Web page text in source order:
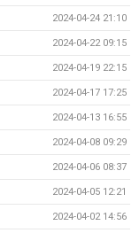
2024-04-24 21:10
2024-04-22 09:15
2024-04-19 22:15
2024-04-17 17:25
2024-04-13 16:55
2024-04-08 09:29
2024-04-06 08:37
2024-04-05 12:21
2024-04-02 14:56